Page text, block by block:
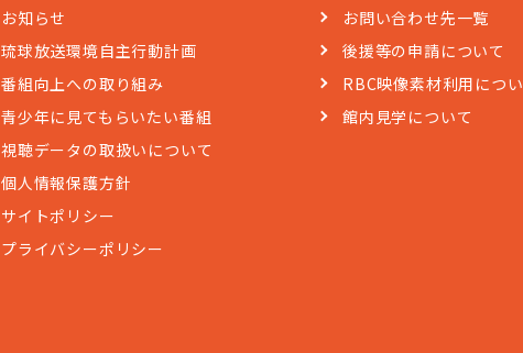
お知らせ
琉球放送環境自主行動計画
番組向上への取り組み
青少年に見てもらいたい番組
視聴データの取扱いについて
個人情報保護方針
サイトポリシー
プライバシーポリシー
お問い合わせ先一覧
後援等の申請について
RBC映像素材利用につ
館内見学について